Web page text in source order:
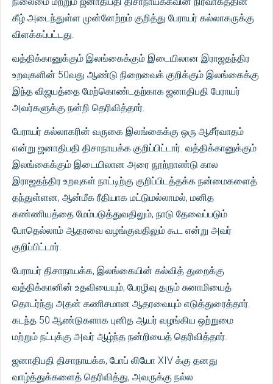
கீழ் அடைந்துள்ள முன்னேற்றம் குறித்து பேராயர் கல்லாகருக்கு
விளக்கப்பட்டது.
வத்திக்கானுக்கும் இலங்கைக்கும் இடையிலான இராஜதந்திர
உறவுகளின் 50வது ஆண்டு நிறைவைக் குறிக்கும் இலங்கைக்கு
இந்த விஜயத்தை மேற்கொண்டதற்காக ஜனாதிபதி பேராயர்
அவர்களுக்கு நன்றி தெரிவித்தார்.
பேராயர் கல்லாகரின் வருகை இலங்கைக்கு ஒரு ஆசீர்வாதம்
என்று ஜனாதிபதி திசாநாயக்க குறிப்பிட்டார். வத்திக்கானுக்கும்
இலங்கைக்கும் இடையிலான அரை நூற்றாண்டு கால
இராஜதந்திர உறவுகள் நாட்டிற்கு குறிப்பிடத்தக்க நன்மைகளைத்
தந்துள்ளன, ஆன்மீக ரீதியாக மட்டுமல்லாமல், மனித
கண்ணியத்தை மேம்படுத்துவதிலும், நாடு தேவைப்படும்
போதெல்லாம் ஆதரவை வழங்குவதிலும் கூட என்று அவர்
குறிப்பிட்டார்.
பேராயர் திசாநாயக்க, இலங்கையின் கல்வித் துறைக்கு
வத்திக்கானின் உதவியையும், பேரழிவு தரும் சுனாமியைத்
தொடர்ந்து அதன் கணிசமான ஆதரவையும் எடுத்துரைத்தார்.
கடந்த 50 ஆண்டுகளாக புனித ஆயர் வழங்கிய ஒற்றுமை
மற்றும் நட்புக்கு அவர் ஆழ்ந்த நன்றியைத் தெரிவித்தார்.
ஜனாதிபதி திசாநாயக்க, போப் லியோ XIV க்கு தனது
வாழ்த்துக்களைத் தெரிவித்து, அவருக்கு நல்ல